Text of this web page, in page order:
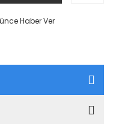
Haber Ver